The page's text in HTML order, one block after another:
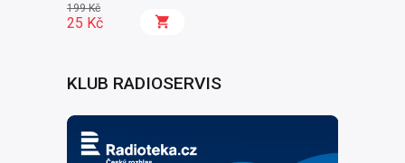
Na frontě
199 Kč
25 Kč
KLUB RADIOSERVIS